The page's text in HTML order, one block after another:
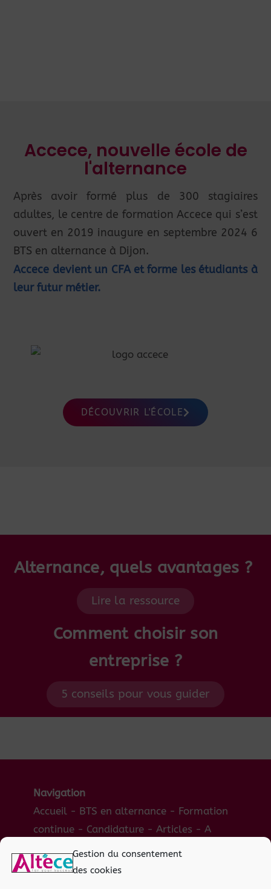
Gestion du consentement
des cookies
Accece, nouvelle école de
l'alternance
Après avoir formé plus de 300 stagiaires
adultes, le centre de formation Accece qui s’est
ouvert en 2019 inaugure en septembre 2024 6
BTS en alternance à Dijon.
Accece devient un CFA et forme les étudiants à
leur futur métier.
DÉCOUVRIR L'ÉCOLE
Alternance, quels avantages ?
Lire la ressource
Comment choisir son
entreprise ?
5 conseils pour vous guider
Navigation
Accueil - BTS en alternance - Formation
continue - Candidature - Articles - A
- Contact